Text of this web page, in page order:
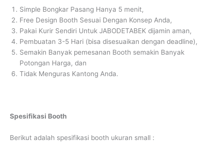
Simple Bongkar Pasang Hanya 5 menit,
Free Design Booth Sesuai Dengan Konsep Anda,
Pakai Kurir Sendiri Untuk JABODETABEK dijamin aman,
Pembuatan 3-5 Hari (bisa disesuaikan dengan deadline),
Semakin Banyak pemesanan Booth semakin Banyak
Potongan Harga, dan
Tidak Menguras Kantong Anda.
Spesifikasi Booth
Berikut adalah spesifikasi booth ukuran small :